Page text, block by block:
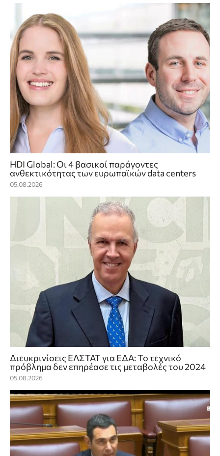
HDI Global: Οι 4 βασικοί παράγοντες
ανθεκτικότητας των ευρωπαϊκών data centers
05.08.2026
Διευκρινίσεις ΕΛΣΤΑΤ για ΕΔΑ: Το τεχνικό
πρόβλημα δεν επηρέασε τις μεταβολές του 2024
05.08.2026